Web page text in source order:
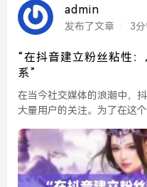
admin
发布了文章 3
“在抖音建立粉丝粘性
系”
在当今社交媒体的浪潮中，
大量用户的关注。为了在这
所，通过它可以有效地增强
好...